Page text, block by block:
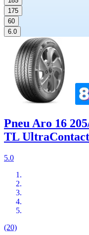
175
60
6.0
Pneu Aro 16
TL UltraContact
5.0
(20)